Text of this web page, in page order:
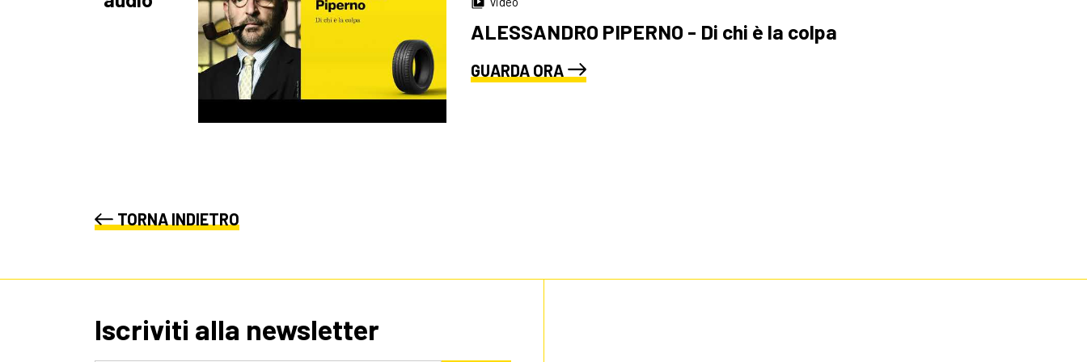
ALESSANDRO PIPERNO - Di chi è la colpa
GUARDA ORA
TORNA INDIETRO
Iscriviti alla newsletter